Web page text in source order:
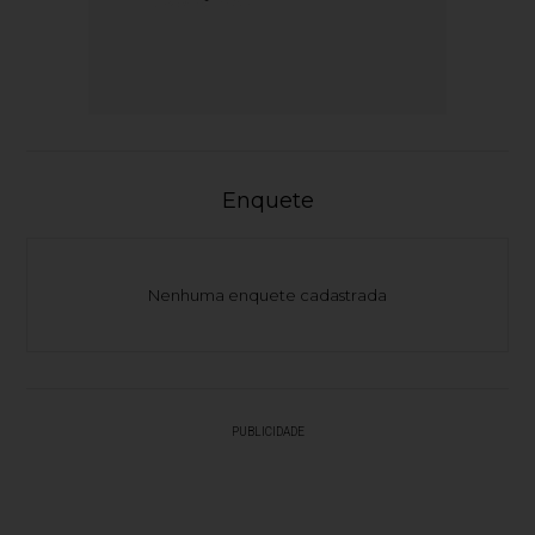
Enquete
Nenhuma enquete cadastrada
PUBLICIDADE